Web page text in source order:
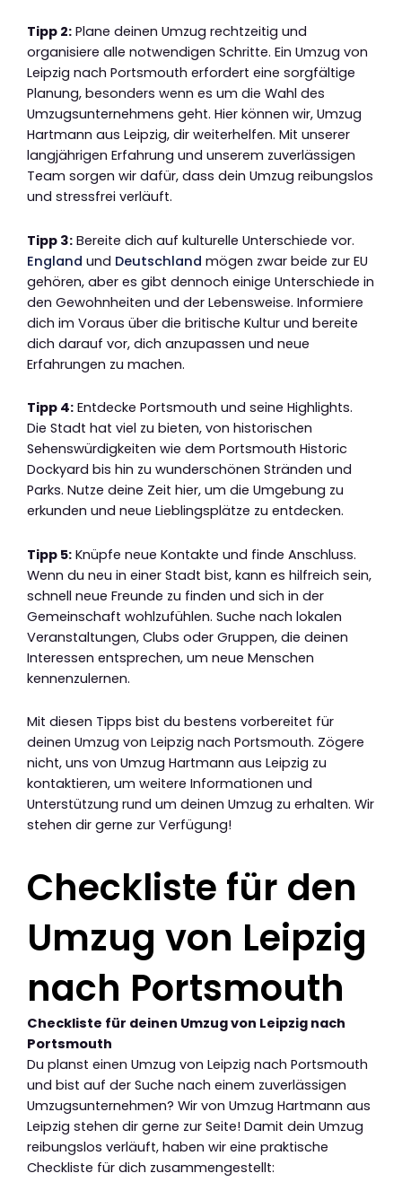
Tipp 2: Plane deinen Umzug rechtzeitig und
organisiere alle notwendigen Schritte. Ein Umzug von
Leipzig nach Portsmouth erfordert eine sorgfältige
Planung, besonders wenn es um die Wahl des
Umzugsunternehmens geht. Hier können wir, Umzug
Hartmann aus Leipzig, dir weiterhelfen. Mit unserer
langjährigen Erfahrung und unserem zuverlässigen
Team sorgen wir dafür, dass dein Umzug reibungslos
und stressfrei verläuft.
Tipp 3: Bereite dich auf kulturelle Unterschiede vor.
England und Deutschland mögen zwar beide zur EU
gehören, aber es gibt dennoch einige Unterschiede in
den Gewohnheiten und der Lebensweise. Informiere
dich im Voraus über die britische Kultur und bereite
dich darauf vor, dich anzupassen und neue
Erfahrungen zu machen.
Tipp 4: Entdecke Portsmouth und seine Highlights.
Die Stadt hat viel zu bieten, von historischen
Sehenswürdigkeiten wie dem Portsmouth Historic
Dockyard bis hin zu wunderschönen Stränden und
Parks. Nutze deine Zeit hier, um die Umgebung zu
erkunden und neue Lieblingsplätze zu entdecken.
Tipp 5: Knüpfe neue Kontakte und finde Anschluss.
Wenn du neu in einer Stadt bist, kann es hilfreich sein,
schnell neue Freunde zu finden und sich in der
Gemeinschaft wohlzufühlen. Suche nach lokalen
Veranstaltungen, Clubs oder Gruppen, die deinen
Interessen entsprechen, um neue Menschen
kennenzulernen.
Mit diesen Tipps bist du bestens vorbereitet für
deinen Umzug von Leipzig nach Portsmouth. Zögere
nicht, uns von Umzug Hartmann aus Leipzig zu
kontaktieren, um weitere Informationen und
Unterstützung rund um deinen Umzug zu erhalten. Wir
stehen dir gerne zur Verfügung!
Checkliste für den
Umzug von Leipzig
nach Portsmouth
Checkliste für deinen Umzug von Leipzig nach
Portsmouth
Du planst einen Umzug von Leipzig nach Portsmouth
und bist auf der Suche nach einem zuverlässigen
Umzugsunternehmen? Wir von Umzug Hartmann aus
Leipzig stehen dir gerne zur Seite! Damit dein Umzug
reibungslos verläuft, haben wir eine praktische
Checkliste für dich zusammengestellt: